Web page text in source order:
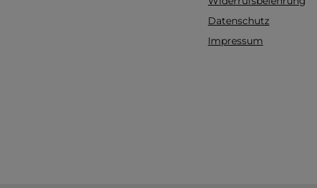
Der Griff ist aus
und
Datenschutz
Impressum